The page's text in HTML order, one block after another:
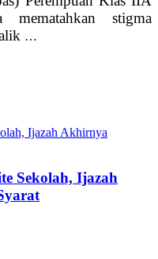
mematahkan stigma
…
Sekolah, Ijazah